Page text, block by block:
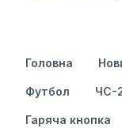
Головна
Футбол ЧС-
Гаряча кнопка